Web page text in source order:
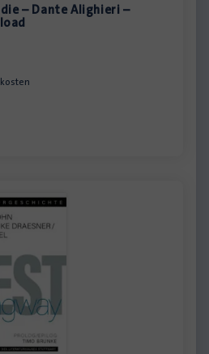
– Dante Alighieri –